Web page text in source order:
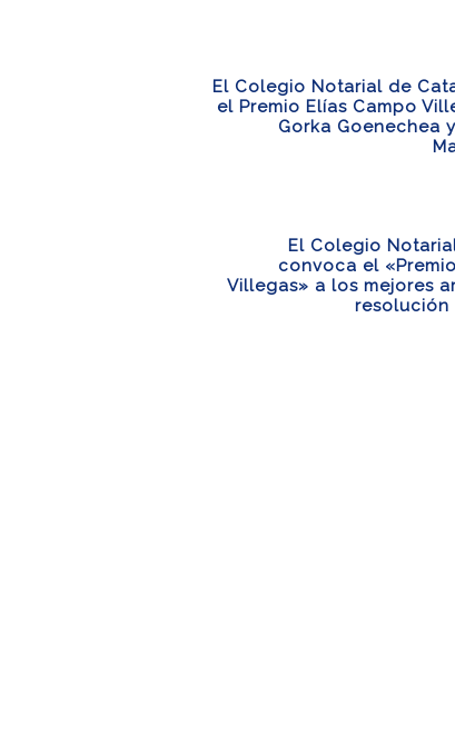
El Colegio Notarial de
el Premio Elías Campo
Gorka Goenechea
El Colegio
convoca el
Villegas» a los mejores